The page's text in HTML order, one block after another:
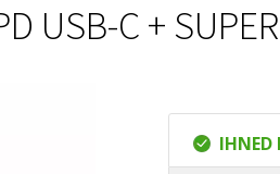
C +
IHNED